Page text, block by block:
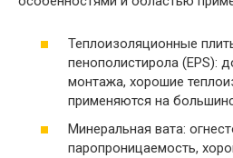
Теплоизоляционные
пенополистирола (EPS):
монтажа, хорошие
применяются на
Минеральная вата:
паропроницаемость,